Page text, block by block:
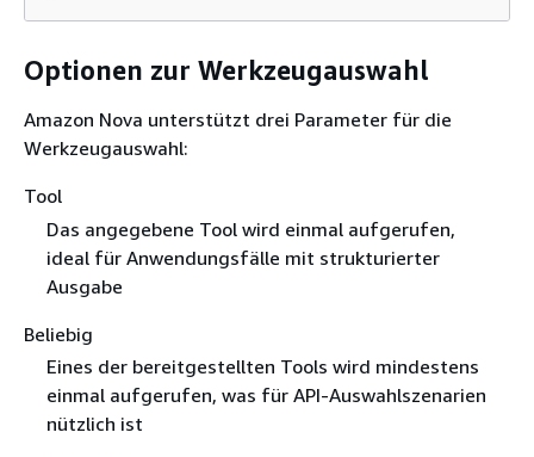
Optionen zur Werkzeugauswahl
Amazon Nova unterstützt drei Parameter für die
Werkzeugauswahl:
Tool
Das angegebene Tool wird einmal aufgerufen,
ideal für Anwendungsfälle mit strukturierter
Ausgabe
Beliebig
Eines der bereitgestellten Tools wird mindestens
einmal aufgerufen, was für API-Auswahlszenarien
nützlich ist